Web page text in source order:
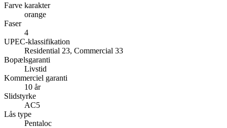
Farve karakter
orange
Faser
4
UPEC-klassifikation
Residential 23, Commercial 33
Bopælsgaranti
Livstid
Kommerciel garanti
10 år
Slidstyrke
AC5
Lås type
Pentaloc